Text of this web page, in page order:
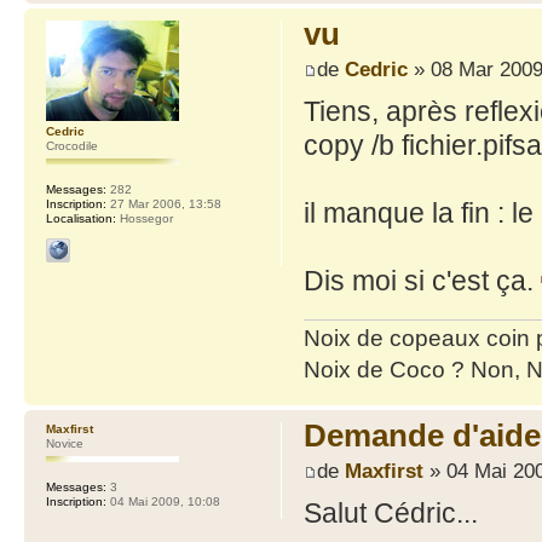
vu
de Cedric» 08 Mar
Tiens, après
copy /b
il manque la fin :
Dis moi si c'est ça.
Noix de copeaux coin
Noix de Coco ? Non,
Cedric
Crocodile
Messages: 282
Inscription: 27 Mar 2006, 13:58
Localisation: Hossegor
Demande
de Maxfirst» 04 Mai
Salut Cédric...
Maxfirst
Novice
Messages: 3
Inscription: 04 Mai 2009, 10:08